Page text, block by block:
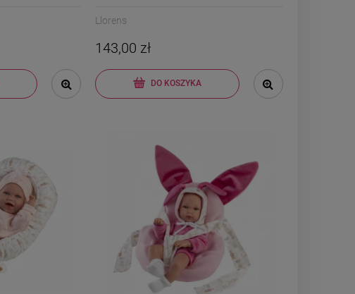
Llorens
143,00 zł
DO KOSZYKA